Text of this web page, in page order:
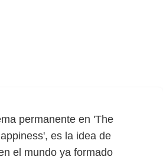
permanente en 'The
es la idea de
el mundo ya formado